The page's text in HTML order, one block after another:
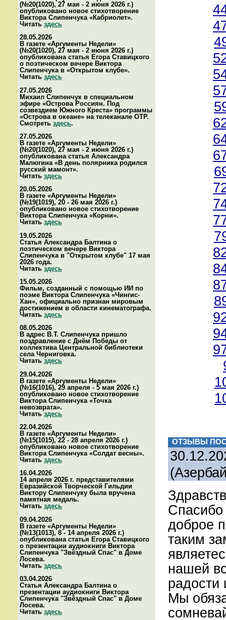
(№20(1020), 27 мая - 2 июня 2026 г.)
опубликовано новое стихотворение
Виктора Слипенчука «Кабриолет».
Читать здесь
28.05.2026
В газете «Аргументы Недели»
(№20(1020), 27 мая - 2 июня 2026 г.)
опубликована статья Егора Ставицкого
о поэтическом вечере Виктора
Слипенчука в «Открытом клубе».
Читать здесь
27.05.2026
Михаил Слипенчук в специальном
эфире «Острова Россиян. Под
созвездием Южного Креста» программы
«Острова в океане» на телеканале ОТР.
Смотреть здесь.
27.05.2026
В газете «Аргументы Недели»
(№20(1020), 27 мая - 2 июня 2026 г.)
опубликована статья Александра
Малюгина «В день полярника родился
русский мамонт».
Читать здесь
20.05.2026
В газете «Аргументы Недели»
(№19(1019), 20 - 26 мая 2026 г.)
опубликовано новое стихотворение
Виктора Слипенчука «Корни».
Читать здесь
19.05.2026
Статья Александра Балтина о
поэтическом вечере Виктора
Слипенчука в "Открытом клубе" 17 мая
2026 года.
Читатьздесь
15.05.2026
Фильм, созданный с помощью ИИ по
поэме Виктора Слипенчука «Чингис-
Хан», официально признан мировым
достижением в области кинематографа.
Читать здесь
08.05.2026
В адрес В.Т. Слипенчука пришло
поздравление с Днём Победы от
коллектива Центральной библиотеки
села Черниговка.
Читать здесь
29.04.2026
В газете «Аргументы Недели»
(№16(1016), 29 апреля - 5 мая 2026 г.)
опубликовано новое стихотворение
Виктора Слипенчука «Точка
невозврата».
Читатьздесь
22.04.2026
В газете «Аргументы Недели»
(№15(1015), 22 - 28 апреля 2026 г.)
опубликовано новое стихотворение
Виктора Слипенчука «Солдат весны».
Читать здесь
16.04.2026
14 апреля 2026 г. представителями
Евразийской Творческой Гильдии
Виктору Слипенчуку была вручена
памятная медаль.
Читать здесь
09.04.2026
В газете «Аргументы Недели»
(№13(1013), 8 - 14 апреля 2026 г.)
опубликована статья Егора Ставицкого
о презентации аудиокниги Виктора
Слипенчука "Звёздный Спас" в Доме
Лосева.
Читать здесь
03.04.2026
Статья Александра Балтина о
презентации аудиокниги Виктора
Слипенчука "Звёздный Спас" в Доме
Лосева.
Читать здесь
ОТЗЫВЫ
Спасибо
доброе
таким
нашей
радости
Мы